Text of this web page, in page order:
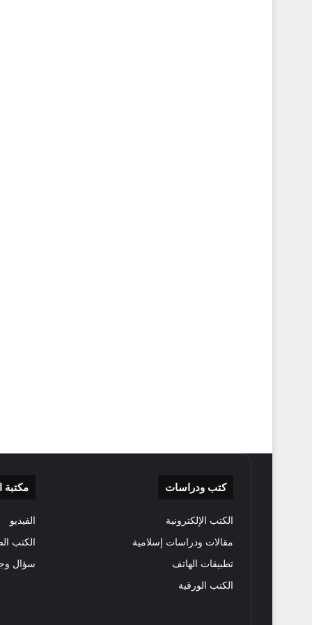
كتب ودراسات
الكتب الإلكترونية
مقالات ودراسات إسلامية
تطبيقات الهاتف
الكتب الورقية
مكتبة
الفيديو
الكتب
سؤال